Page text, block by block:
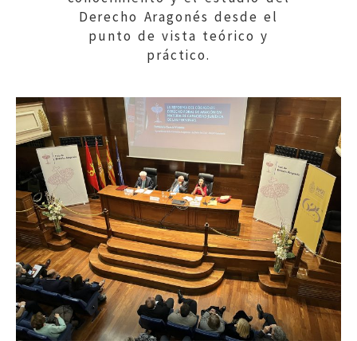
Derecho Aragonés desde el
punto de vista teórico y
práctico.